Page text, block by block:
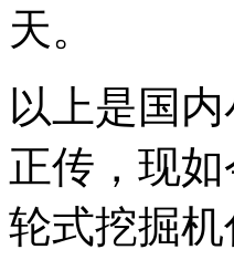
天。
以上是国
正传，现
轮式挖掘